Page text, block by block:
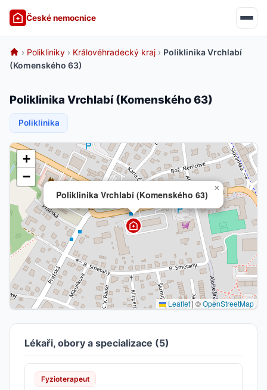
České nemocnice
› Polikliniky › Královéhradecký kraj › Poliklinika Vrchlabí
(Komenského 63)
Poliklinika Vrchlabí (Komenského 63)
Poliklinika
Poliklinika Vrchlabí (Komenského 63)
×
+
−
Leaflet| ©OpenStreetMap
Lékaři, obory a specializace (5)
Fyzioterapeut